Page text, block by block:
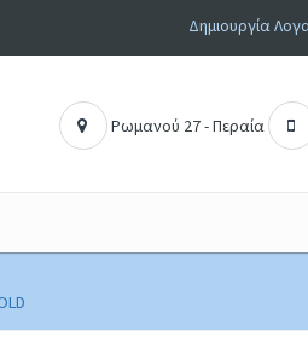
Δημιουργία
Ρωμανού 27 - Περαία